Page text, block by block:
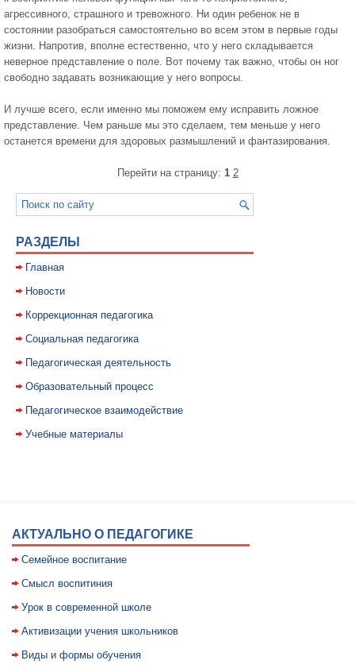
агрессивного, страшного и тревожного. Ни один ребенок нe в
состоянии разобраться самостоятельно во всем этом в первые годы
жизни. Напротив, вполне естественно, что у него складывается
неверное представление о поле. Вот почему так важно, чтобы он ног
свободно задавать возникающие у него вопросы.
И лучше всего, если именно мы поможем ему исправить ложное
представление. Чем раньше мы это сделаем, тем меньше у него
останется времени для здоровых размышлений и фантазирования.
Перейти на страницу: 1 2
РАЗДЕЛЫ
Главная
Новости
Коррекционная педагогика
Социальная педагогика
Педагогическая деятельность
Образовательный процесс
Педагогическое взаимодействие
Учебные материалы
АКТУАЛЬНО О ПЕДАГОГИКЕ
Семейное воспитание
Смысл воспитиния
Уpок в совpеменной школе
Активизации учения школьников
Виды и формы обучения